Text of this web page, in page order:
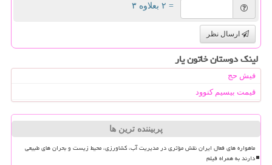
= ۲ بعلاوه ۳
ارسال نظر
لینک دوستان خاتون یار
فیش حج
قیمت بیسیم کنوود
پربیننده ترین ها
ماهواره های فعال ایران نقش مؤثری در مدیریت آب، کشاورزی، محیط زیست و بحران های طبیعی
دارند به همراه فیلم